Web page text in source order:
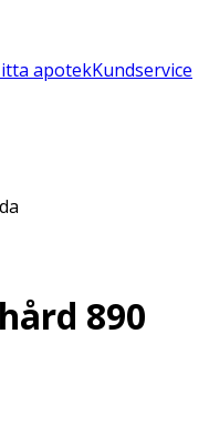
apotekKundservice
890